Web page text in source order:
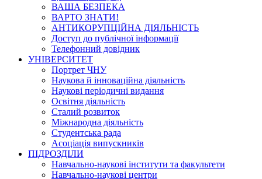
ВАША БЕЗПЕКА
ВАРТО ЗНАТИ!
АНТИКОРУПЦІЙНА ДІЯЛЬНІСТЬ
Доступ до публічної інформації
Телефонний довідник
УНІВЕРСИТЕТ
Портрет ЧНУ
Наукова й інноваційна діяльність
Наукові періодичні видання
Освітня діяльність
Сталий розвиток
Міжнародна діяльність
Студентська рада
Асоціація випускників
ПІДРОЗДІЛИ
Навчально-наукові інститути та факультети
Навчально-наукові центри